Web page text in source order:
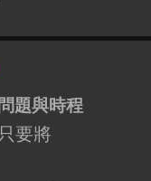
題與時程
要將